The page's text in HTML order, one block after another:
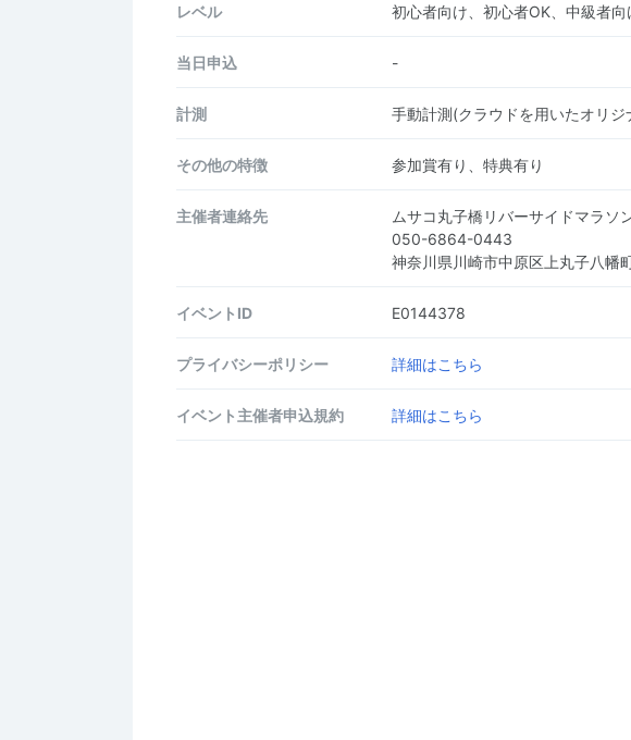
レベル 初心者向け、初心者OK、中級者
当日申込 -
計測 手動計測(クラウドを用いたオリジ
その他の特徴 参加賞有り、特典有り
主催者連絡先
ムサコ丸子橋リバーサイドマラソ
050-6864-0443
神奈川県川崎市中原区上丸子八幡
イベントID E0144378
プライバシーポリシー 詳細はこちら
イベント主催者申込規約 詳細はこちら